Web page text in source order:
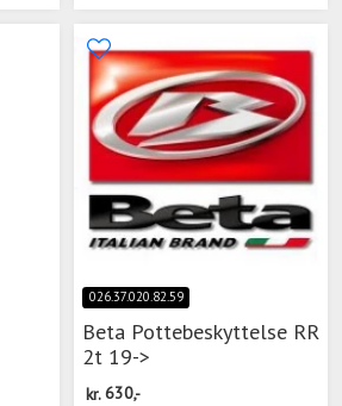
026.37.020.82.59
Beta Pottebeskyttelse RR
2t 19->
kr.630,-